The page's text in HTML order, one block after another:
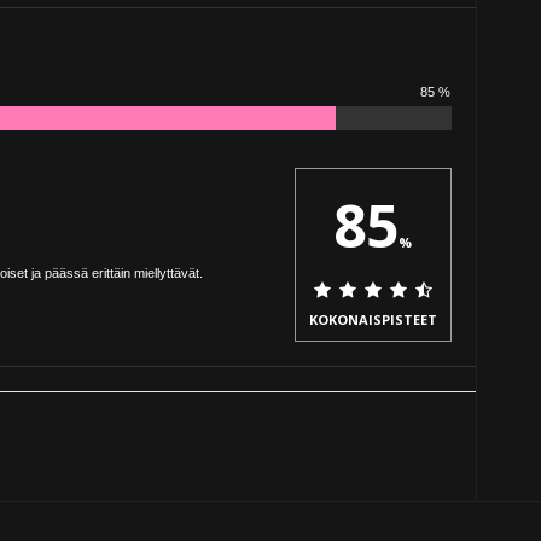
85 %
ja päässä erittäin miellyttävät.
85%
KOKONAISPISTEET